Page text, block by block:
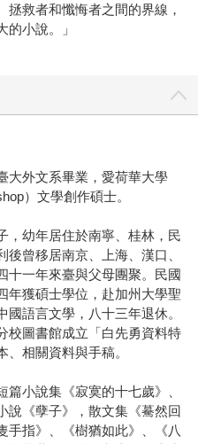
何對比顯現出愛的真實模樣
叔，而你不論年紀老少、身
救者和懺悔者之間的界線，
小說。」
大外文系畢業，愛荷華大學
）文學創作碩士。
，幼年居住於南寧、桂林，民
曾移居南京、上海、漢口、
十一年來臺與父母團聚。民國
年獲碩士學位，赴加州大學聖
語言文學，八十三年退休。
校圖書館成立「白先勇資料特
相關資料與手稿。
小說集《寂寞的十七歲》、
說《孽子》，散文集《驀然回
手指》、《樹猶如此》、《八